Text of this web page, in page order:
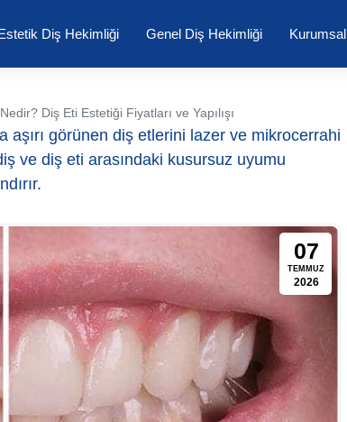
Diş Hekimliği Genel Diş Hekimliği Kurumsal
Diş Eti Estetiği Fiyatları ve Yapılışı
aşırı görünen diş etlerini lazer ve mikrocerrahi
ve diş eti arasındaki kusursuz uyumu
07
TEMMUZ
2026